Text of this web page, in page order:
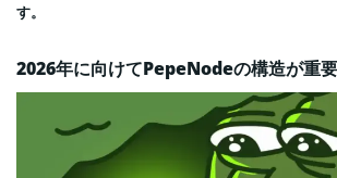
す。
2026年に向けてPepeNodeの構造が重